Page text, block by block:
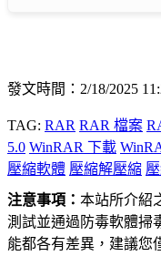
發文時間：2/18/2025
TAG: RAR RAR 檔案
5.0 WinRAR 下載
壓縮軟體 壓縮解壓縮
注意事項： 本站所介紹
測試並通過防毒軟體掃
能都各有差異，建議您